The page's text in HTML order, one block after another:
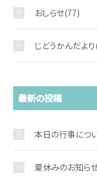
おしらせ(77)
じどうかんだより
最新の投稿
本日の行事につ
夏休みのお知ら